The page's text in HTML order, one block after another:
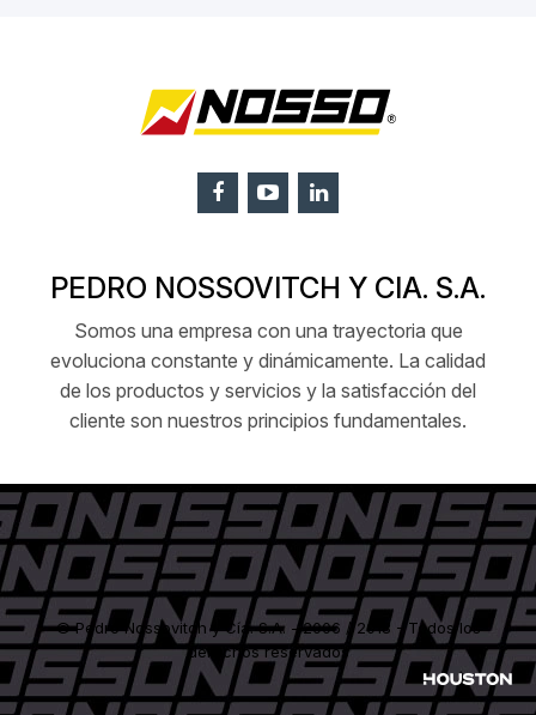
PEDRO NOSSOVITCH Y CIA. S.A.
Somos una empresa con una trayectoria que
evoluciona constante y dinámicamente. La calidad
de los productos y servicios y la satisfacción del
cliente son nuestros principios fundamentales.
© Pedro Nossovitch y Cía. S.A. - 2006 / 2018 - Todos los
derechos reservados